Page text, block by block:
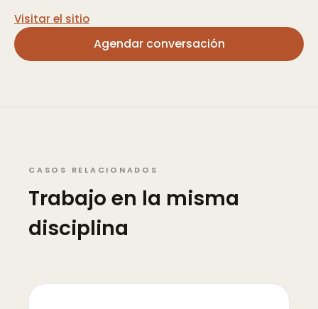
Visitar el sitio
Agendar conversación
CASOS RELACIONADOS
Trabajo en la misma
disciplina